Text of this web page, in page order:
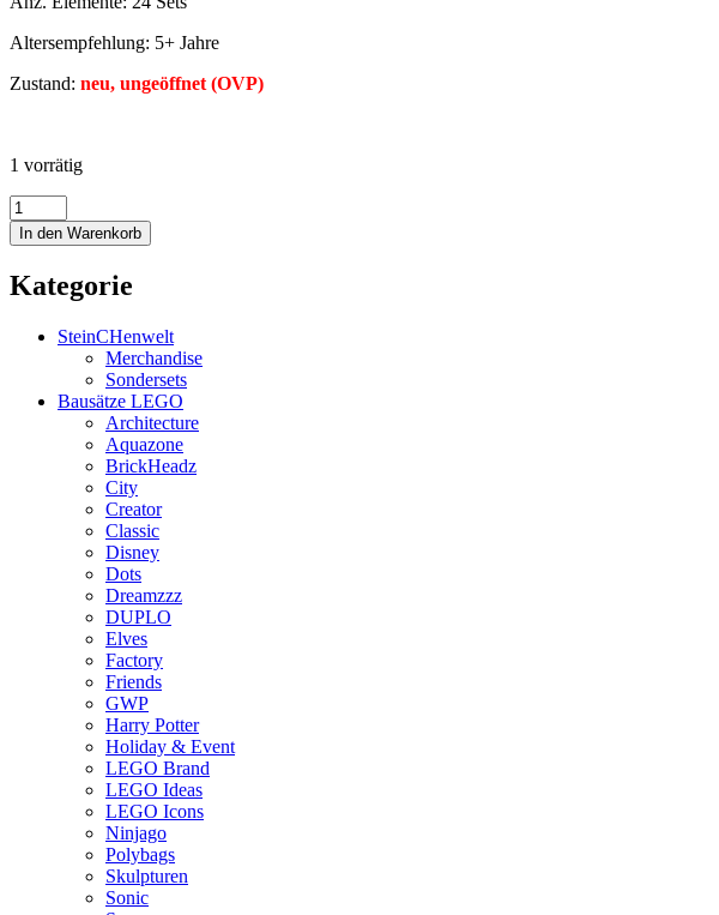
Altersempfehlung: 5+ Jahre
Zustand: neu, ungeöffnet (OVP)
1 vorrätig
In den Warenkorb
Kategorie
SteinCHenwelt
Merchandise
Sondersets
Bausätze LEGO
Architecture
Aquazone
BrickHeadz
City
Creator
Classic
Disney
Dots
Dreamzzz
DUPLO
Elves
Factory
Friends
GWP
Harry Potter
Holiday & Event
LEGO Brand
LEGO Ideas
LEGO Icons
Ninjago
Polybags
Skulpturen
Sonic